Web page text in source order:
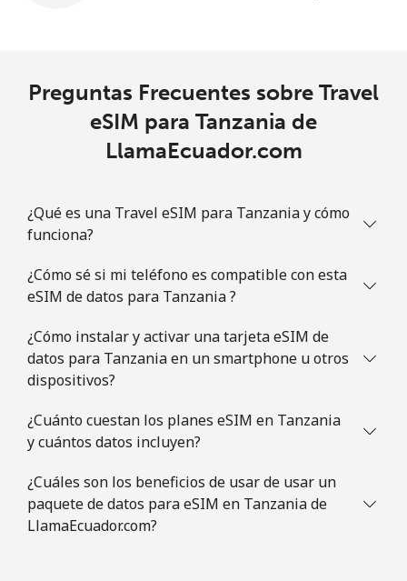
Preguntas Frecuentes sobre Travel
eSIM para Tanzania de
LlamaEcuador.com
¿Qué es una Travel eSIM para Tanzania y cómo
funciona?
¿Cómo sé si mi teléfono es compatible con esta
eSIM de datos para Tanzania ?
¿Cómo instalar y activar una tarjeta eSIM de
datos para Tanzania en un smartphone u otros
dispositivos?
¿Cuánto cuestan los planes eSIM en Tanzania
y cuántos datos incluyen?
¿Cuáles son los beneficios de usar de usar un
paquete de datos para eSIM en Tanzania de
LlamaEcuador.com?